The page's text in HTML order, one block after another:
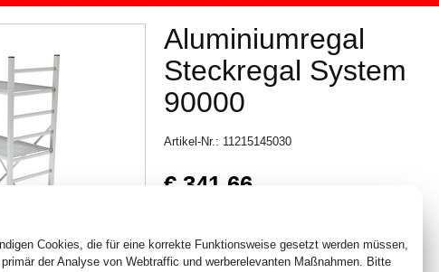
Aluminiumregal
Steckregal System
90000
Artikel-Nr.: 11215145030
€ 341,66
Cookies, die für eine korrekte Funktionsweise gesetzt werden müssen,
der Analyse von Webtraffic und werberelevanten Maßnahmen. Bitte